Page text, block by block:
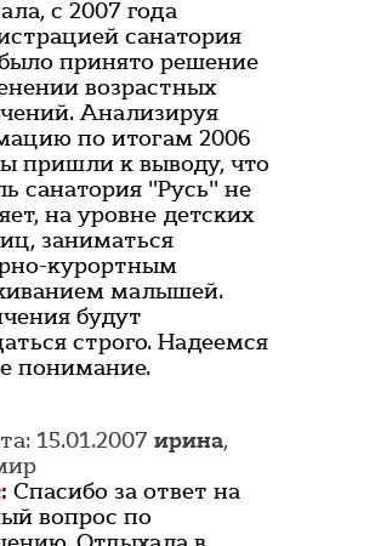
с 2007 года
санатория
принято решение
возрастных
Анализируя
по итогам 2006
пришли к выводу, что
санатория "Русь" не
на уровне детских
заниматься
курортным
малышей.
будут
строго. Надеемся
понимание.
15.01.2007 ирина,
Спасибо за ответ на
вопрос по